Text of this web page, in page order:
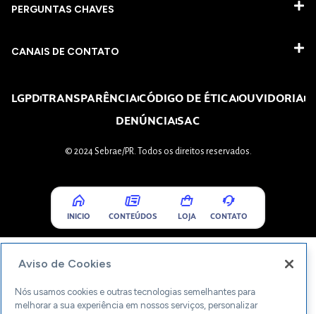
PERGUNTAS CHAVES​
CANAIS DE CONTATO
LGPDTRANSPARÊNCIACÓDIGO DE ÉTICAOUVIDORIA
DENÚNCIASAC
© 2024 Sebrae/PR. Todos os direitos reservados.
INICIO CONTEÚDOS LOJA CONTATO
Aviso de Cookies
Nós usamos cookies e outras tecnologias semelhantes para
melhorar a sua experiência em nossos serviços, personalizar